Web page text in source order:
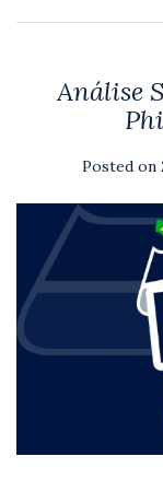
Análise
Posted on